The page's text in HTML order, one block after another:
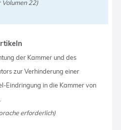
Volumen 22)
der Kammer und des
zur Verhinderung einer
Eindringung in die Kammer von
erforderlich)